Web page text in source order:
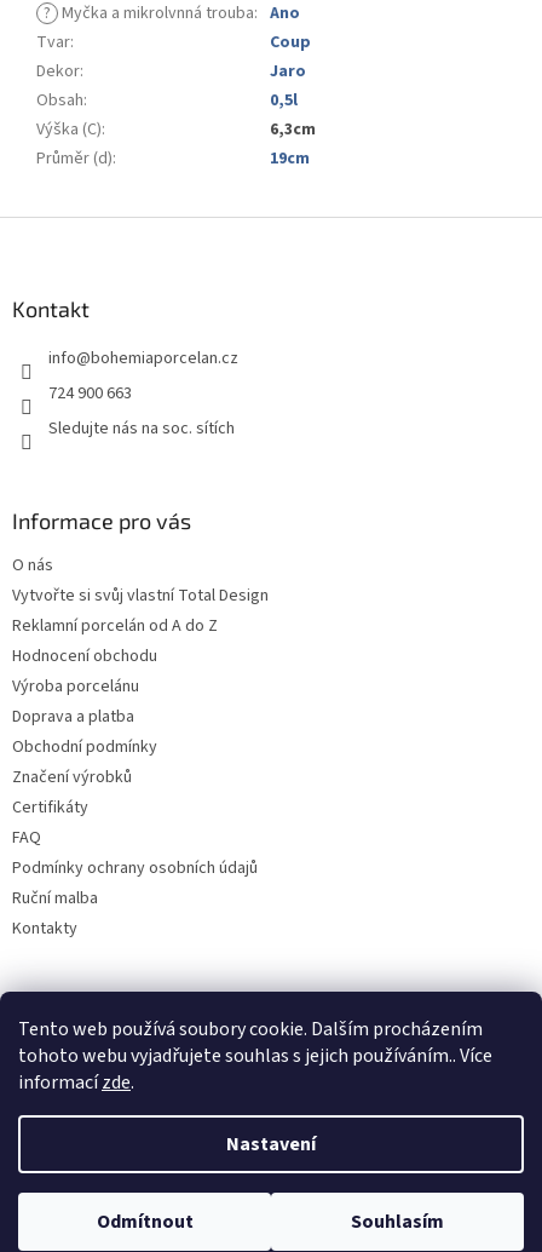
Tento web používá soubory cookie. Dalším procházením
tohoto webu vyjadřujete souhlas s jejich používáním.. Více
informacízde.
Nastavení
Odmítnout Souhlasím
? Myčka a mikrolvnná trouba: Ano
Tvar:
Coup
Dekor:
Jaro
Obsah:
0,5l
Výška (C):
6,3cm
Průměr (d): 19cm
Kontakt
info@bohemiaporcelan.cz
724 900 663
Sledujte nás na soc. sítích
Informace pro vás
O nás
Vytvořte si svůj vlastní Total Design
Reklamní porcelán od A do Z
Hodnocení obchodu
Výroba porcelánu
Doprava a platba
Obchodní podmínky
Značení výrobků
Certifikáty
FAQ
Podmínky ochrany osobních údajů
Ruční malba
Kontakty
Facebook
Copyright 2026Bohemia porcelán 1987 . Všechna práva vyhrazena.